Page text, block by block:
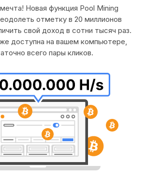
Новая функция Pool Mining
отметку в 20 миллионов
свой доход в сотни тысяч раз.
доступна на вашем компьютере,
всего пары кликов.